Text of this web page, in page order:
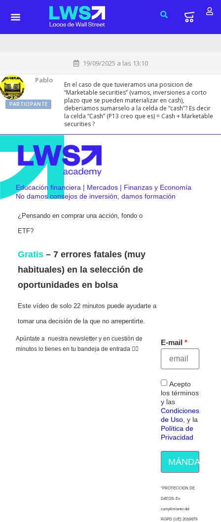
19/09/2025 a las 13:10
Pablo
PARTICIPANTE
En el caso de que tuvieramos una posicion de
“Marketable securities” (vamos, inversiones a corto
plazo que se pueden materializar en cash),
deberiamos sumarselo a la celda de “cash”? Es decir
la celda “Cash” (P13 creo que es) = Cash + Marketable
securities ?
Educación financiera | Mercados | Finanzas y Economía
No damos consejos de inversión, damos formación
¿Pensando en comprar una acción, fondo o
ETF?
Gratis – 7 errores fatales (muy
habituales) en la selección de
oportunidades en bolsa
Este vídeo de solo 22 minutos puede ayudarte a
tomar una decisión de la que no arrepentirte.
Apúntate a nuestra newsletter y en cuestión de
minutos lo tienes en tu bandeja de entrada 👇🏻
E-mail
Acepto
los términos
y las
Condiciones
de Uso, y la
Política de
Privacidad
MÁNDAME
“PROTECCION DE
DATOS: En
cumplimiento del
RGPD (UE) 2016/679